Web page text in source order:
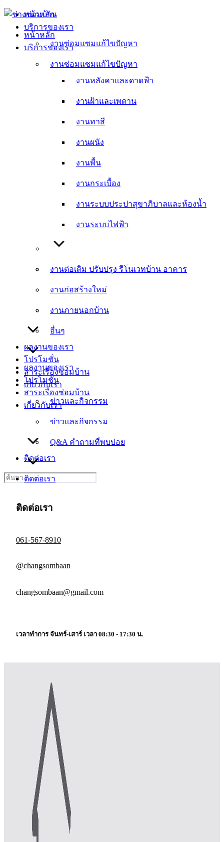
Skip
content
หน้าหลัก
บริการของเรา
งานซ่อมแซมแก้ไขปัญหา
งานหลังคาและดาดฟ้า
งานฝ้าและเพดาน
งานทาสี
งานผนัง
งานพื้น
งานกระเบื้อง
งานระบบประปาสุขาภิบาลและห้องน้ำ
งานระบบไฟฟ้า
งานต่อเติม ปรับปรุง รีโนเวทบ้าน อาคาร
งานก่อสร้างใหม่
งานภายนอกบ้าน
อื่นๆ
ผลงานของเรา
โปรโมชั่น
สาระเรื่องซ่อมบ้าน
เกี่ยวกับเรา
ข่าวและกิจกรรม
Q&A คำถามที่พบบ่อย
ติดต่อเรา
หน้าหลัก
บริการของเรา
งานซ่อมแซมแก้ไขปัญหา
งานหลังคาและดาดฟ้า
งานฝ้าและเพดาน
งานทาสี
งานผนัง
งานพื้น
งานกระเบื้อง
งานระบบประปาสุขาภิบาลและห้องน้ำ
งานระบบไฟฟ้า
งานต่อเติม ปรับปรุง รีโนเวทบ้าน อาคาร
งานก่อสร้างใหม่
งานภายนอกบ้าน
อื่นๆ
ผลงานของเรา
โปรโมชั่น
สาระเรื่องซ่อมบ้าน
เกี่ยวกับเรา
ข่าวและกิจกรรม
Q&A คำถามที่พบบ่อย
ติดต่อเรา
Search
for:
ติดต่อเรา
061-567-8910
@changsombaan
changsombaan@gmail.com
เวลาทำการ จันทร์-เสาร์ เวลา 08:30 - 17:30 น.